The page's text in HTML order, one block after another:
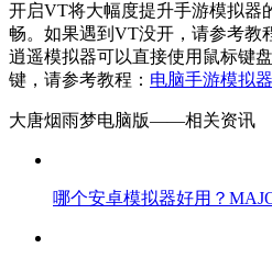
开启VT将大幅度提升手游模拟器
畅。如果遇到VT没开，请参考教
逍遥模拟器可以直接使用鼠标键
键，请参考教程： 电脑手游模拟
大唐烟雨梦电脑版——相关资讯
哪个安卓模拟器好用？